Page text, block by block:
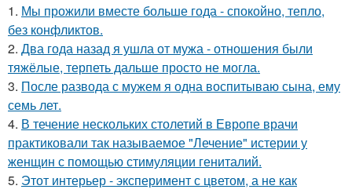
1. Мы прожили вместе больше года - спокойно, тепло,
без конфликтов.
2. Два года назад я ушла от мужа - отношения были
тяжёлые, терпеть дальше просто не могла.
3. После развода с мужем я одна воспитываю сына, ему
семь лет.
4. В течение нескольких столетий в Европе врачи
практиковали так называемое "Лечение" истерии у
женщин с помощью стимуляции гениталий.
5. Этот интерьер - эксперимент с цветом, а не как